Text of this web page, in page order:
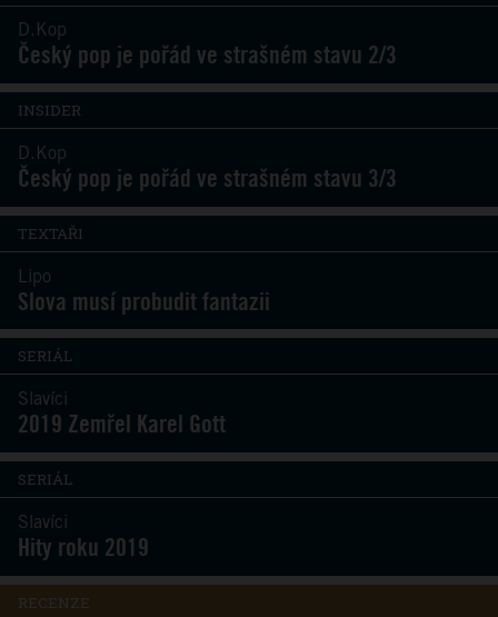
D.Kop
Český pop je pořád ve strašném stavu 2/3
INSIDER
D.Kop
Český pop je pořád ve strašném stavu 3/3
TEXTAŘI
Lipo
Slova musí probudit fantazii
SERIÁL
Slavíci
2019 Zemřel Karel Gott
SERIÁL
Slavíci
Hity roku 2019
RECENZE